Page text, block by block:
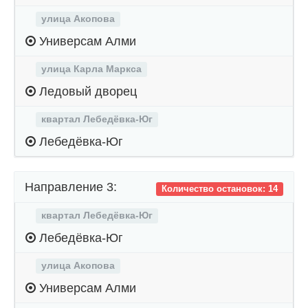
улица Акопова
Универсам Алми
улица Карла Маркса
Ледовый дворец
квартал Лебедёвка-Юг
Лебедёвка-Юг
Количество остановок: 14
Направление 3:
квартал Лебедёвка-Юг
Лебедёвка-Юг
улица Акопова
Универсам Алми